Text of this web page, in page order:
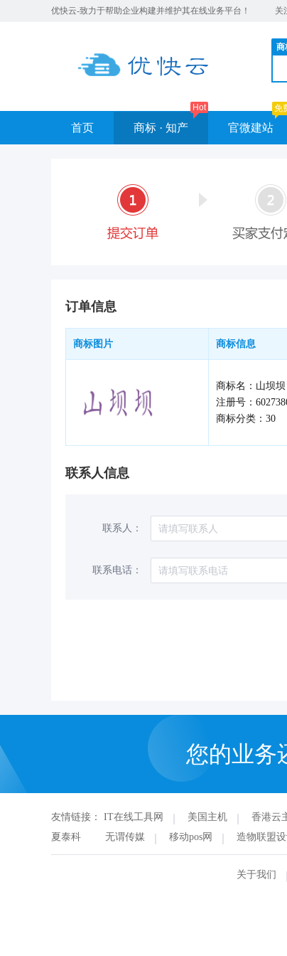
优快云-致力于帮助企业构建并维护其在线业务平台！ 关
商
首页 商标 · 知产
Hot
官微建站
免
订单信息
商标图片 商标信息
商标名：山坝坝
注册号：
商标分类：30
联系人信息
联系人：
联系电话：
您的业务
友情链接： IT在线工具网 美国主机 香港云
夏泰科
无谓传媒 移动pos网 造物联盟设
关于我们